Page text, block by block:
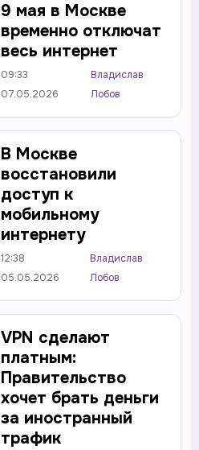
9 мая в Москве
временно отключат
весь интернет
09:33
07.05.2026
Владислав
Лобов
В Москве
восстановили
доступ к
мобильному
интернету
12:38
05.05.2026
Владислав
Лобов
VPN сделают
платным:
Правительство
хочет брать деньги
за иностранный
трафик